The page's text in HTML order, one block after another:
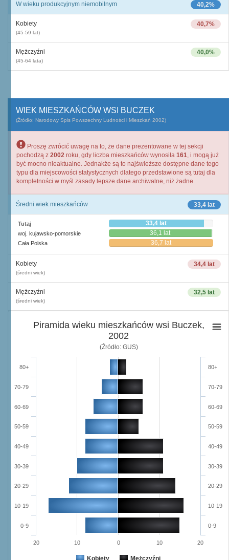
40,2%
W wieku produkcyjnym niemobilnym
40,7%
Kobiety
(45-59 lat)
40,0%
Mężczyźni
(45-64 lata)
WIEK MIESZKAŃCÓW WSI BUCZEK
(Źródło: Narodowy Spis Powszechny Ludności i Mieszkań 2002)
Proszę zwrócić uwagę na to, że dane prezentowane w tej sekcji
pochodzą z 2002 roku, gdy liczba mieszkańców wynosiła 161, i mogą już
być mocno nieaktualne. Jednakże są to najświeższe dostępne dane tego
typu dla miejscowości statystycznych dlatego przedstawione są tutaj dla
kompletności w myśl zasady lepsze dane archiwalne, niż żadne.
33,4 lat
Średni wiek mieszkańców
Tutaj 33,4 lat
woj. kujawsko-pomorskie 36,1 lat
Cała Polska 36,7 lat
34,4 lat
Kobiety
(średni wiek)
32,5 lat
Mężczyźni
(średni wiek)
Piramida wieku mieszkańców wsi Buczek,
2002
(Źródło: GUS)
Kobiety Mężczyźni
0-9
10-19
20-29
30-39
40-49
50-59
60-69
70-79
80+
0-9
10-19
20-29
30-39
40-49
50-59
60-69
70-79
80+
20 10 0 10 20